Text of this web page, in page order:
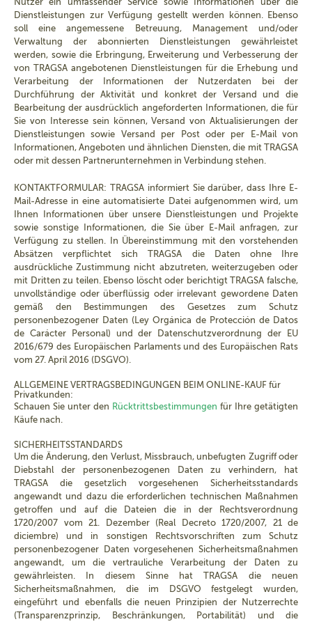
Dienstleistungen zur Verfügung gestellt werden können. Ebenso
soll eine angemessene Betreuung, Management und/oder
Verwaltung der abonnierten Dienstleistungen gewährleistet
werden, sowie die Erbringung, Erweiterung und Verbesserung der
von TRAGSA angebotenen Dienstleistungen für die Erhebung und
Verarbeitung der Informationen der Nutzerdaten bei der
Durchführung der Aktivität und konkret der Versand und die
Bearbeitung der ausdrücklich angeforderten Informationen, die für
Sie von Interesse sein können, Versand von Aktualisierungen der
Dienstleistungen sowie Versand per Post oder per E-Mail von
Informationen, Angeboten und ähnlichen Diensten, die mit TRAGSA
oder mit dessen Partnerunternehmen in Verbindung stehen.
KONTAKTFORMULAR: TRAGSA informiert Sie darüber, dass Ihre E-
Mail-Adresse in eine automatisierte Datei aufgenommen wird, um
Ihnen Informationen über unsere Dienstleistungen und Projekte
sowie sonstige Informationen, die Sie über E-Mail anfragen, zur
Verfügung zu stellen. In Übereinstimmung mit den vorstehenden
Absätzen verpflichtet sich TRAGSA die Daten ohne Ihre
ausdrückliche Zustimmung nicht abzutreten, weiterzugeben oder
mit Dritten zu teilen. Ebenso löscht oder berichtigt TRAGSA falsche,
unvollständige oder überflüssig oder irrelevant gewordene Daten
gemäß den Bestimmungen des Gesetzes zum Schutz
personenbezogener Daten (Ley Orgánica de Protección de Datos
de Carácter Personal) und der Datenschutzverordnung der EU
2016/679 des Europäischen Parlaments und des Europäischen Rats
vom 27. April 2016 (DSGVO).
ALLGEMEINE VERTRAGSBEDINGUNGEN BEIM ONLINE-KAUF für
Privatkunden:
Schauen Sie unter den Rücktrittsbestimmungen für Ihre getätigten
Käufe nach.
SICHERHEITSSTANDARDS
Um die Änderung, den Verlust, Missbrauch, unbefugten Zugriff oder
Diebstahl der personenbezogenen Daten zu verhindern, hat
TRAGSA die gesetzlich vorgesehenen Sicherheitsstandards
angewandt und dazu die erforderlichen technischen Maßnahmen
getroffen und auf die Dateien die in der Rechtsverordnung
1720/2007 vom 21. Dezember (Real Decreto 1720/2007, 21 de
diciembre) und in sonstigen Rechtsvorschriften zum Schutz
personenbezogener Daten vorgesehenen Sicherheitsmaßnahmen
angewandt, um die vertrauliche Verarbeitung der Daten zu
gewährleisten. In diesem Sinne hat TRAGSA die neuen
Sicherheitsmaßnahmen, die im DSGVO festgelegt wurden,
eingeführt und ebenfalls die neuen Prinzipien der Nutzerrechte
(Transparenzprinzip, Beschränkungen, Portabilität) und die